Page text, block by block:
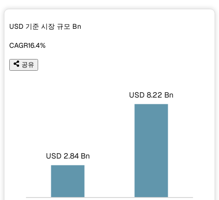
USD 기준 시장 규모 Bn
CAGR16.4%
공유
USD 2.84 Bn
USD 8.22 Bn